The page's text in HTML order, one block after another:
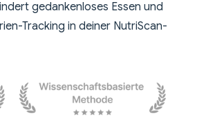
gedankenloses Essen und
Tracking in deiner NutriScan-